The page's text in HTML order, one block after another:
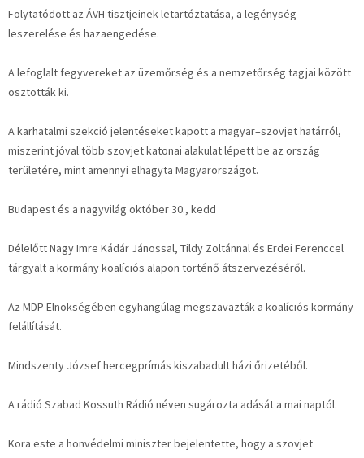
Folytatódott az ÁVH tisztjeinek letartóztatása, a legénység
leszerelése és hazaengedése.
A lefoglalt fegyvereket az üzemőrség és a nemzetőrség tagjai között
osztották ki.
A karhatalmi szekció jelentéseket kapott a magyar–szovjet határról,
miszerint jóval több szovjet katonai alakulat lépett be az ország
területére, mint amennyi elhagyta Magyarországot.
Budapest és a nagyvilág október 30., kedd
Délelőtt Nagy Imre Kádár Jánossal, Tildy Zoltánnal és Erdei Ferenccel
tárgyalt a kormány koalíciós alapon történő átszervezéséről.
Az MDP Elnökségében egyhangúlag megszavazták a koalíciós kormány
felállítását.
Mindszenty József hercegprímás kiszabadult házi őrizetéből.
A rádió Szabad Kossuth Rádió néven sugározta adását a mai naptól.
Kora este a honvédelmi miniszter bejelentette, hogy a szovjet